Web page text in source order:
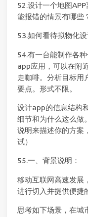
52.设计一个地图
能报错的情景有哪些
53.如何看待拟物化
54.有一台能制作各
app应用，可以在附
走咖啡。分析目标用
要点。形式不限。
设计app的信息结构
细节和为什么这么做
说明来描述你的方案
试）
55.一、背景说明：
移动互联网高速发展
进行切入并提供便捷
思考如下场景，在城